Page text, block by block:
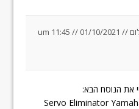
//
01/10/2021 um 11:45
//
את הנוסח הבא:
Servo Eliminator